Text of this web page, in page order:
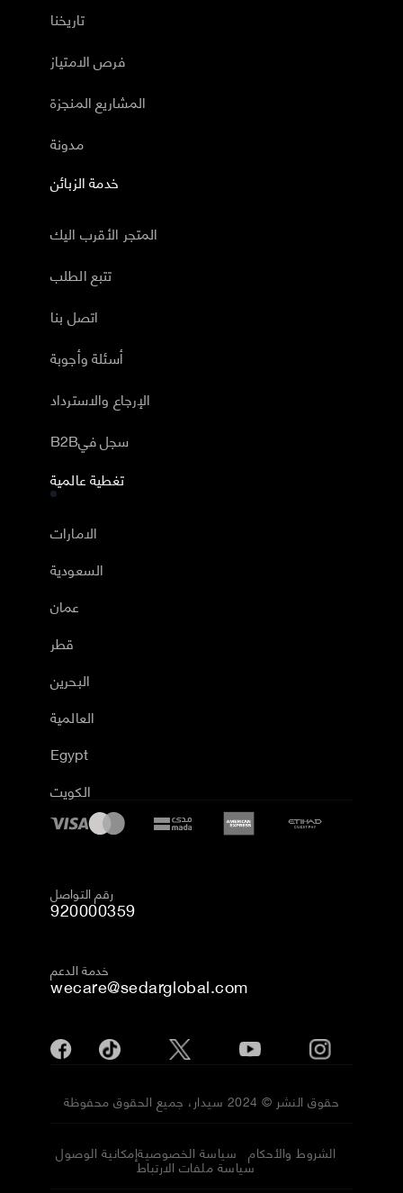
تاريخنا
فرص الامتياز
المشاريع المنجزة
مدونة
خدمة الزبائن
المتجر الأقرب اليك
تتبع الطلب
اتصل بنا
أسئلة وأجوبة
الإرجاع والاسترداد
B2Bسجل في
تغطية عالمية
الامارات
السعودية
عمان
قطر
البحرين
العالمية
Egypt
الكويت
رقم التواصل
920000359
خدمة الدعم
wecare@sedarglobal.com
حقوق النشر © 2024 سيدار، جميع الحقوق محفوظة
إمكانية الوصولسياسة الخصوصية الشروط والأحكام
سياسة ملفات الارتباط